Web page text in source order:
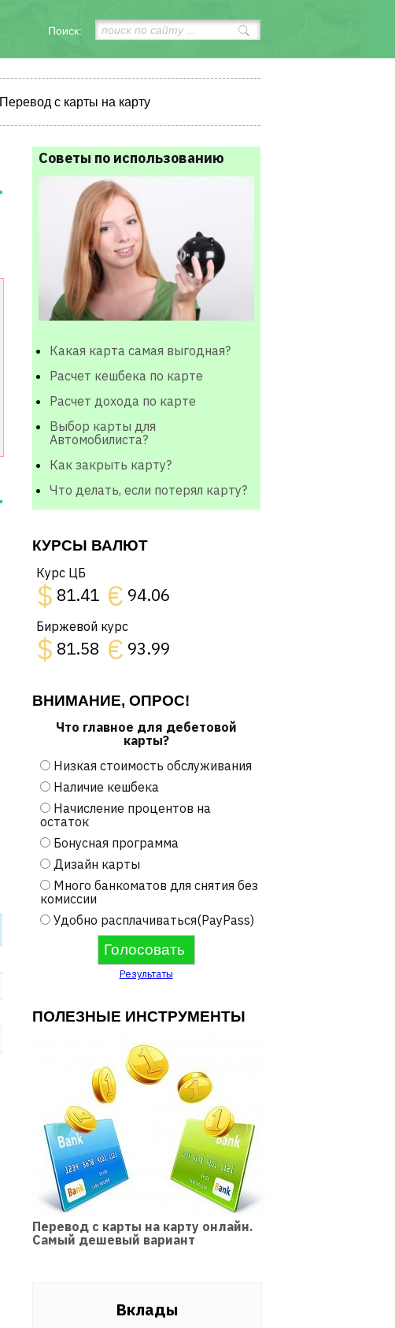
Поиск:
Перевод с карты на карту
Советы по использованию
Какая карта самая выгодная?
Расчет кешбека по карте
Расчет дохода по карте
Выбор карты для
Автомобилиста?
Как закрыть карту?
Что делать, если потерял карту?
КУРСЫ ВАЛЮТ
Курс ЦБ
$ 81.41 € 94.06
Биржевой курс
$ 81.58 € 93.99
ВНИМАНИЕ, ОПРОС!
Что главное для дебетовой
карты?
Низкая стоимость обслуживания
Наличие кешбека
Начисление процентов на
остаток
Бонусная программа
Дизайн карты
Много банкоматов для снятия без
комиссии
Удобно расплачиваться(PayPass)
Результаты
ПОЛЕЗНЫЕ ИНСТРУМЕНТЫ
Перевод с карты на карту онлайн.
Самый дешевый вариант
Вклады